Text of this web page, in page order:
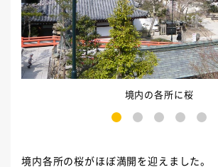
境内の各所に桜
3 4 5
境内各所の桜がほぼ満開を迎えました。